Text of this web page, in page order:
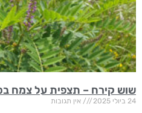
שוש קירח – תצפית על צמח
24 ביולי 2025 אין תגובות